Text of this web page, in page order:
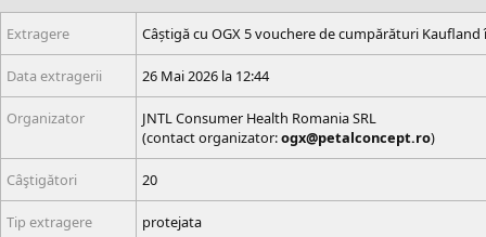
Extragere Câștigă cu OGX 5 vouchere de cumpărături Kaufland
Data extragerii 26 Mai 2026 la 12:44
Organizator
JNTL Consumer Health Romania SRL
(contact organizator:ogx@petalconcept.ro)
Câştigători 20
Tip extragere protejata